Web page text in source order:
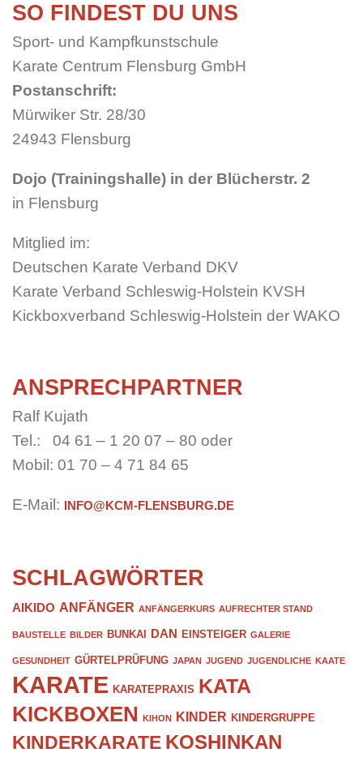
SO FINDEST DU UNS
Sport- und Kampfkunstschule
Karate Centrum Flensburg GmbH
Postanschrift:
Mürwiker Str. 28/30
24943 Flensburg
Dojo (Trainingshalle) in der Blücherstr. 2
in Flensburg
Mitglied im:
Deutschen Karate Verband DKV
Karate Verband Schleswig-Holstein KVSH
Kickboxverband Schleswig-Holstein der WAKO
ANSPRECHPARTNER
Ralf Kujath
Tel.: 04 61 – 1 20 07 – 80 oder
Mobil: 01 70 – 4 71 84 65
E-Mail: INFO@KCM-FLENSBURG.DE
SCHLAGWÖRTER
AIKIDO ANFÄNGER ANFÄNGERKURS AUFRECHTER STAND
BAUSTELLE BILDER BUNKAI DAN EINSTEIGER GALERIE
GESUNDHEIT GÜRTELPRÜFUNG JAPAN JUGEND JUGENDLICHE KAATE
KARATE KARATEPRAXIS KATA
KICKBOXEN KIHON KINDER KINDERGRUPPE
KINDERKARATE KOSHINKAN